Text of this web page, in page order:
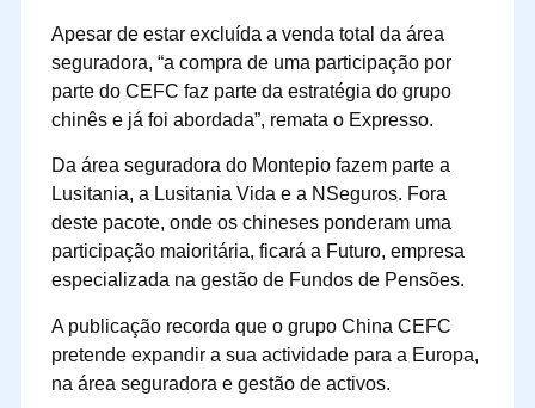
Apesar de estar excluída a venda total da área
seguradora, “a compra de uma participação por
parte do CEFC faz parte da estratégia do grupo
chinês e já foi abordada”, remata o Expresso.
Da área seguradora do Montepio fazem parte a
Lusitania, a Lusitania Vida e a NSeguros. Fora
deste pacote, onde os chineses ponderam uma
participação maioritária, ficará a Futuro, empresa
especializada na gestão de Fundos de Pensões.
A publicação recorda que o grupo China CEFC
pretende expandir a sua actividade para a Europa,
na área seguradora e gestão de activos.